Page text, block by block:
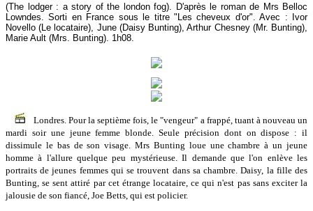
(The lodger : a story of the london fog). D'après le roman de Mrs Belloc
Lowndes. Sorti en France sous le titre "Les cheveux d'or". Avec : Ivor
Novello (Le locataire), June (Daisy Bunting), Arthur Chesney (Mr. Bunting),
Marie Ault (Mrs. Bunting). 1h08.
Londres. Pour la septième fois, le "vengeur" a frappé, tuant à nouveau un
mardi soir une jeune femme blonde. Seule précision dont on dispose : il
dissimule le bas de son visage. Mrs Bunting loue une chambre à un jeune
homme à l'allure quelque peu mystérieuse. Il demande que l'on enlève les
portraits de jeunes femmes qui se trouvent dans sa chambre. Daisy, la fille des
Bunting, se sent attiré par cet étrange locataire, ce qui n'est pas sans exciter la
jalousie de son fiancé, Joe Betts, qui est policier.